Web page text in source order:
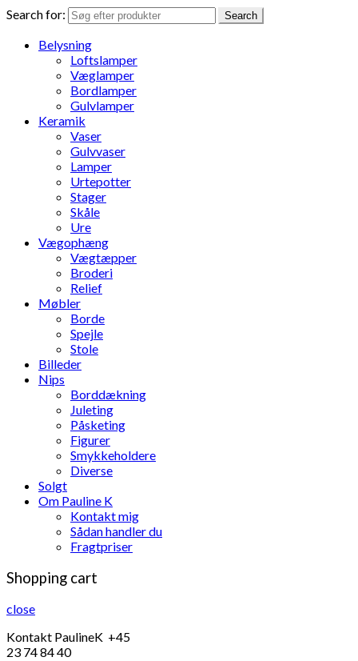
Search for: Search
Belysning
Loftslamper
Væglamper
Bordlamper
Gulvlamper
Keramik
Vaser
Gulvvaser
Lamper
Urtepotter
Stager
Skåle
Ure
Vægophæng
Vægtæpper
Broderi
Relief
Møbler
Borde
Spejle
Stole
Billeder
Nips
Borddækning
Juleting
Påsketing
Figurer
Smykkeholdere
Diverse
Solgt
Om Pauline K
Kontakt mig
Sådan handler du
Fragtpriser
Shopping cart
close
Kontakt PaulineK +45
23 74 84 40